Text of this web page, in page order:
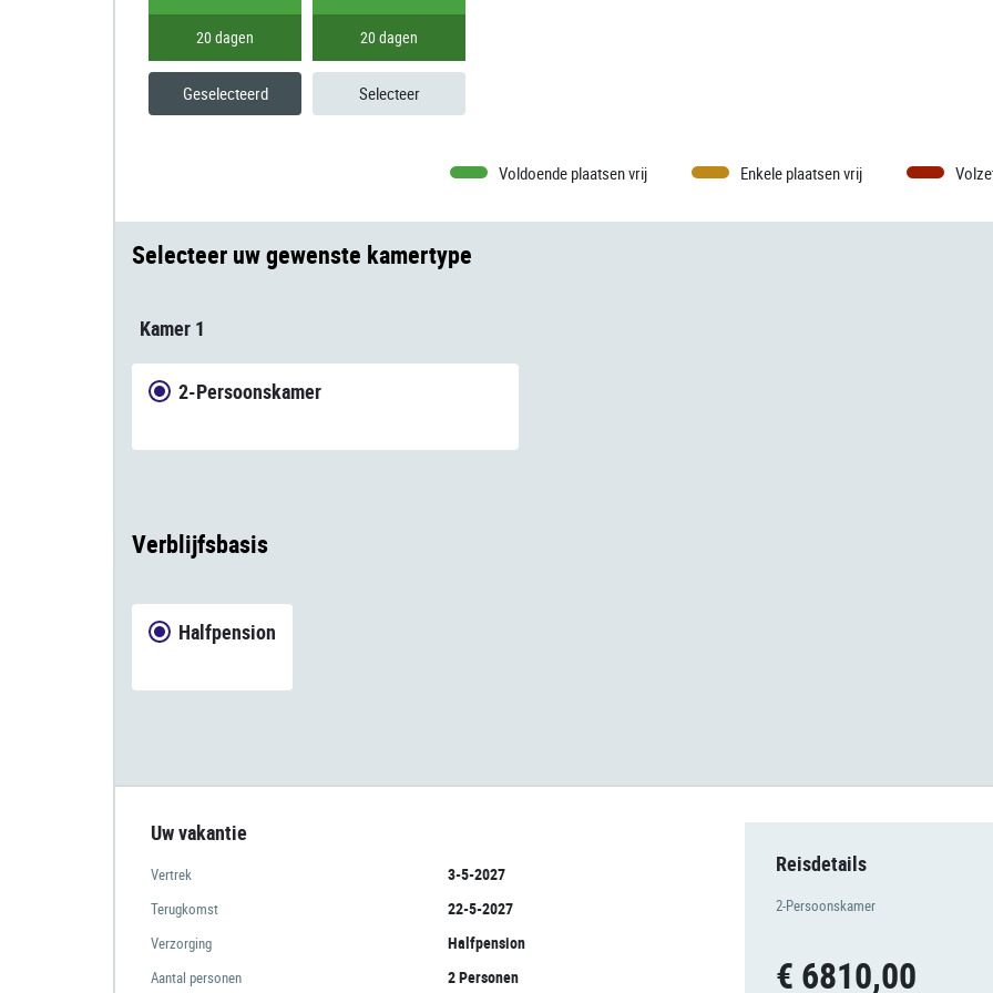
20 dagen
Geselecteerd
20 dagen
Selecteer
Voldoende plaatsen vrij Enkele plaatsen vrij
Selecteer uw gewenste kamertype
Kamer 1
2-Persoonskamer
Verblijfsbasis
Halfpension
Uw vakantie
Vertrek 3-5-2027
Terugkomst 22-5-2027
Verzorging Halfpension
Aantal personen 2 Personen
Reisdetails
2-Persoonskamer
€ 6810,00